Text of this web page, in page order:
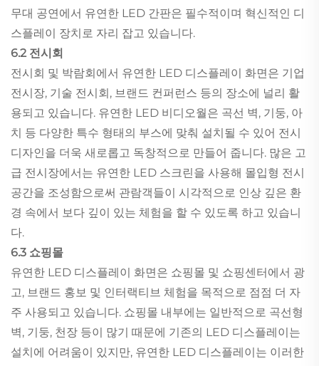
무대 공연에서 유연한 LED 간판은 필수적이며 혁신적인 디
스플레이 장치로 자리 잡고 있습니다.
6.2 전시회
전시회 및 박람회에서 유연한 LED 디스플레이 화면은 기업
전시장, 기술 전시회, 브랜드 컨퍼런스 등의 장소에 널리 활
용되고 있습니다. 유연한 LED 비디오월은 곡선 벽, 기둥, 아
치 등 다양한 특수 형태의 부스에 맞춰 설치될 수 있어 전시
디자인을 더욱 새로롭고 독창적으로 만들어 줍니다. 많은 고
급 전시장에서는 유연한 LED 스크린을 사용해 몰입형 전시
공간을 조성함으로써 관람객들이 시각적으로 인상 깊은 환
경 속에서 보다 깊이 있는 체험을 할 수 있도록 하고 있습니
다.
6.3 쇼핑몰
유연한 LED 디스플레이 화면은 쇼핑몰 및 쇼핑센터에서 광
고, 브랜드 홍보 및 인터랙티브 체험을 목적으로 점점 더 자
주 사용되고 있습니다. 쇼핑몰 내부에는 일반적으로 곡선형
벽, 기둥, 천장 등이 많기 때문에 기존의 LED 디스플레이는
설치에 어려움이 있지만, 유연한 LED 디스플레이는 이러한